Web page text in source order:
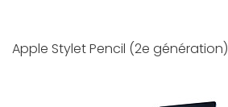
Apple Stylet Pencil (2e génération)